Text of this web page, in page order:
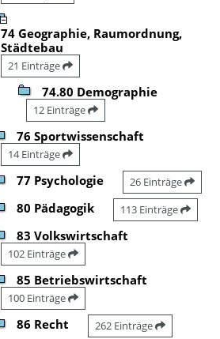
74 Geographie, Raumordnung,
Städtebau
21 Einträge
74.80 Demographie
12 Einträge
76 Sportwissenschaft
14 Einträge
77 Psychologie 26 Einträge
80 Pädagogik 113 Einträge
83 Volkswirtschaft
102 Einträge
85 Betriebswirtschaft
100 Einträge
86 Recht 262 Einträge